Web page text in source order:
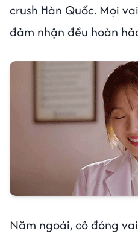
crush Hàn Quốc. Mọi
đảm nhận đều hoàn
Năm ngoái, cô đóng